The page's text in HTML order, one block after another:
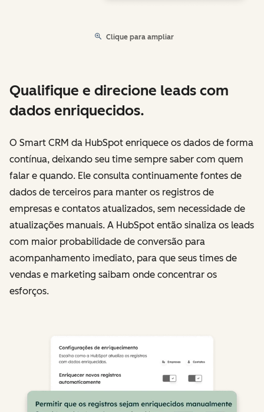
Clique para ampliar
Qualifique e direcione leads com
dados enriquecidos.
O Smart CRM da HubSpot enriquece os dados de forma
contínua, deixando seu time sempre saber com quem
falar e quando. Ele consulta continuamente fontes de
dados de terceiros para manter os registros de
empresas e contatos atualizados, sem necessidade de
atualizações manuais. A HubSpot então sinaliza os leads
com maior probabilidade de conversão para
acompanhamento imediato, para que seus times de
vendas e marketing saibam onde concentrar os
esforços.